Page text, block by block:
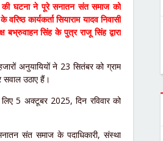
की घटना ने पूरे सनातन संत समाज को
कार्यकर्ता सियाराम यादव निवासी
सिंह के पुत्र राजू सिंह द्वारा
अनुयायियों ने 23 सितंबर को ग्राम
उठाए हैं।
5 अक्टूबर 2025, दिन रविवार को
संत समाज के पदाधिकारी, संस्था